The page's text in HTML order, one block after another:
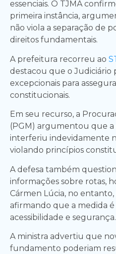
essenciais. O TJMA
primeira instância,
não viola a separação de
direitos fundamentais.
A prefeitura recorreu ao
destacou que o Judiciário
excepcionais para
constitucionais.
Em seu recurso, a
(PGM) argumentou que a
interferiu indevidamente
violando princípios
A defesa também
informações sobre rotas,
Cármen Lúcia, no
afirmando que a medida é
acessibilidade e segurança.
A ministra advertiu que
fundamento poderiam